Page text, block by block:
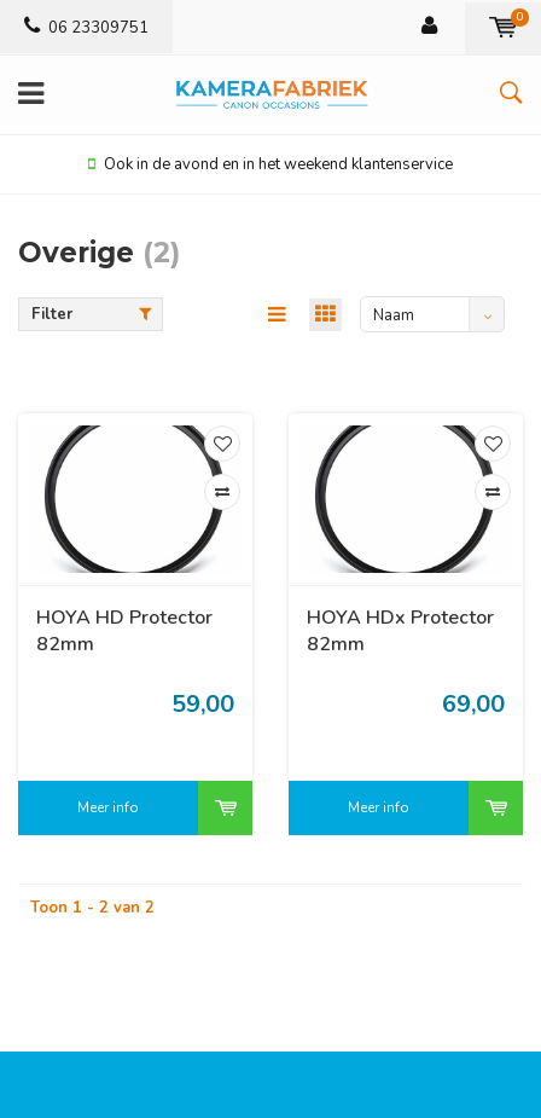
06 23309751 0
Ook in de avond en in het weekend klantenservice
Overige (2)
Filter
Naam
HOYA HD Protector
82mm
59,00
Meer info
HOYA HDx Protector
82mm
69,00
Meer info
Toon 1 - 2 van 2